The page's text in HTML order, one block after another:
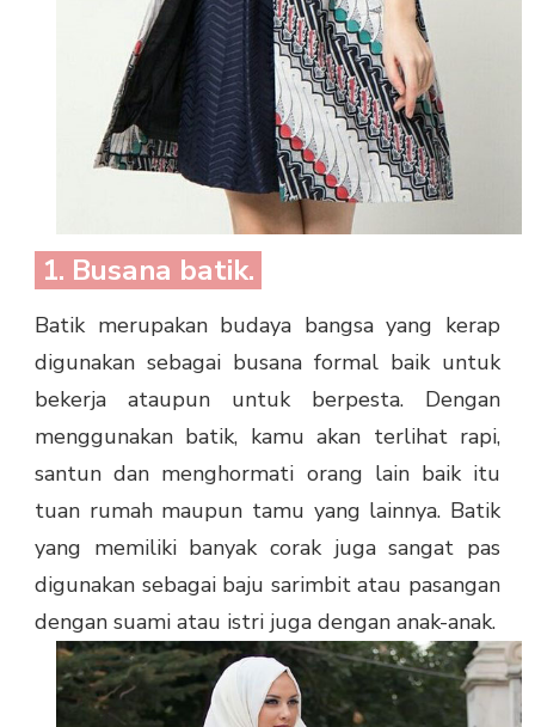
1. Busana batik.
Batik merupakan budaya bangsa yang kerap
digunakan sebagai busana formal baik untuk
bekerja ataupun untuk berpesta. Dengan
menggunakan batik, kamu akan terlihat rapi,
santun dan menghormati orang lain baik itu
tuan rumah maupun tamu yang lainnya. Batik
yang memiliki banyak corak juga sangat pas
digunakan sebagai baju sarimbit atau pasangan
dengan suami atau istri juga dengan anak-anak.